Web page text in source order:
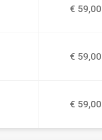
€ 59,00
€ 59,00
€ 59,00